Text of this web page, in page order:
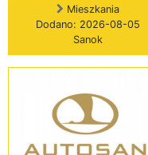
Mieszkania
Dodano: 2026-08-05
Sanok